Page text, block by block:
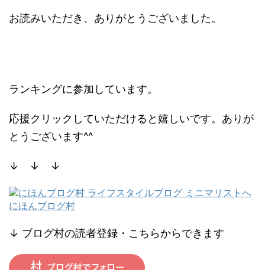
お読みいただき、ありがとうございました。
ランキングに参加しています。
応援クリックしていただけると嬉しいです。ありが
とうございます^^
↓ ↓ ↓
にほんブログ村
↓ ブログ村の読者登録・こちらからできます